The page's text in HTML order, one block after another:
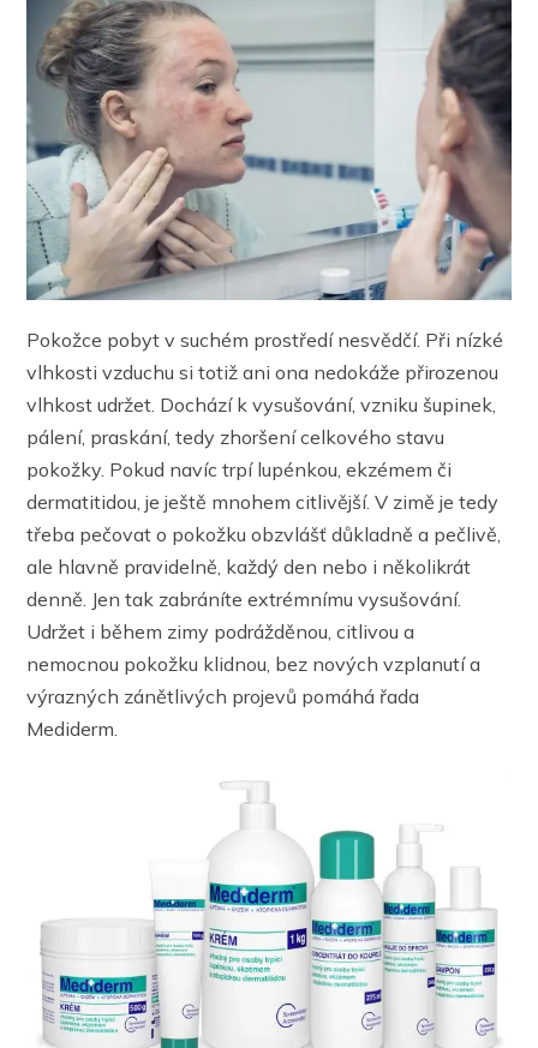
Pokožce pobyt v suchém prostředí nesvědčí. Při nízké
vlhkosti vzduchu si totiž ani ona nedokáže přirozenou
vlhkost udržet. Dochází k vysušování, vzniku šupinek,
pálení, praskání, tedy zhoršení celkového stavu
pokožky. Pokud navíc trpí lupénkou, ekzémem či
dermatitidou, je ještě mnohem citlivější. V zimě je tedy
třeba pečovat o pokožku obzvlášť důkladně a pečlivě,
ale hlavně pravidelně, každý den nebo i několikrát
denně. Jen tak zabráníte extrémnímu vysušování.
Udržet i během zimy podrážděnou, citlivou a
nemocnou pokožku klidnou, bez nových vzplanutí a
výrazných zánětlivých projevů pomáhá řada
Mediderm.